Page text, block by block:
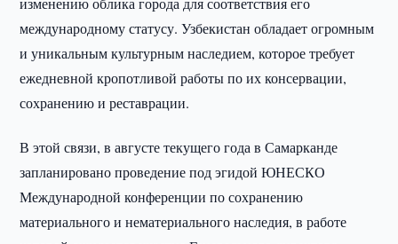
международному статусу. Узбекистан обладает огромным
и уникальным культурным наследием, которое требует
ежедневной кропотливой работы по их консервации,
сохранению и реставрации.
В этой связи, в августе текущего года в Самарканде
запланировано проведение под эгидой ЮНЕСКО
Международной конференции по сохранению
материального и нематериального наследия, в работе